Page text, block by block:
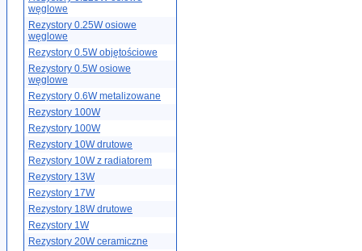
węglowe
Rezystory 0.25W osiowe
węglowe
Rezystory 0.5W objętościowe
Rezystory 0.5W osiowe
węglowe
Rezystory 0.6W metalizowane
Rezystory 100W
Rezystory 100W
Rezystory 10W drutowe
Rezystory 10W z radiatorem
Rezystory 13W
Rezystory 17W
Rezystory 18W drutowe
Rezystory 1W
Rezystory 20W ceramiczne